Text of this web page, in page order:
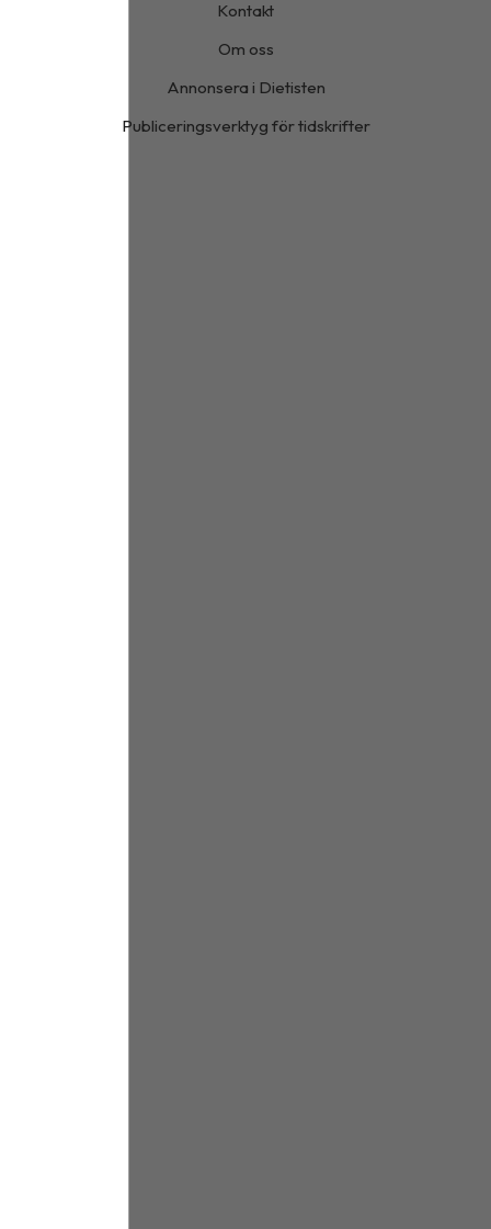
Kontakt
Om oss
Annonsera i Dietisten
Publiceringsverktyg för tidskrifter